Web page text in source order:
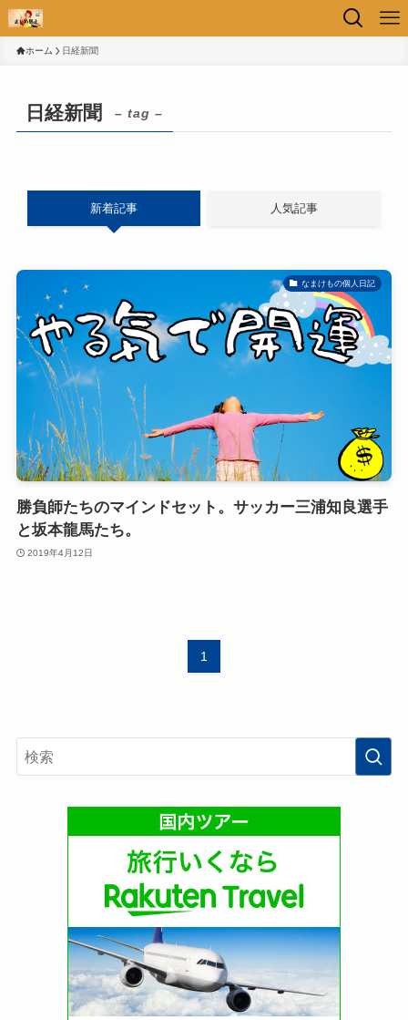
ホーム 日経新聞
日経新聞 – tag –
新着記事 人気記事
なまけもの個人日記
勝負師たちのマインドセット。サッカー三浦知良選手
と坂本龍馬たち。
2019年4月12日
1